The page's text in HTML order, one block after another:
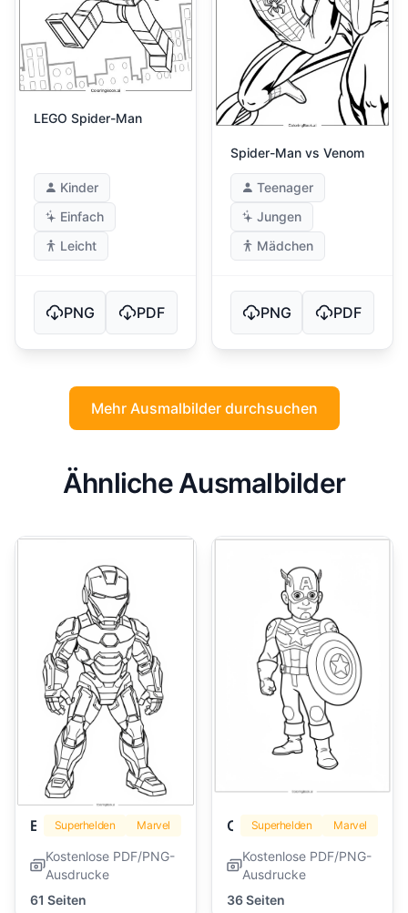
LEGO Spider-Man
Kinder
Einfach
Leicht
PNG PDF
Spider-Man vs Venom
Teenager
Jungen
Mädchen
PNG PDF
Mehr Ausmalbilder durchsuchen
Ähnliche Ausmalbilder
Superhelden Marvel
Kostenlose PDF/PNG-
Ausdrucke
61 Seiten
Superhelden Marvel
Kostenlose PDF/PNG-
Ausdrucke
36 Seiten